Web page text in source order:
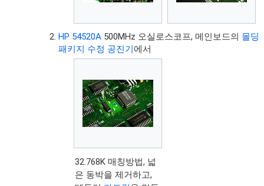
HP 54520A 500MHz 오실로스코프, 메인보드의 몰딩
패키지 수정 공진기에서
32.768K 매칭방법, 넓
은 동박을 제거하고,